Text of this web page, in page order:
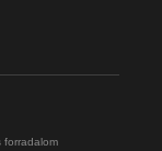
forradalom